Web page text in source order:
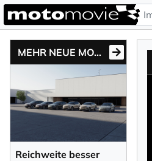
MEHR NEUE MOTONEWS
Reichweite besser